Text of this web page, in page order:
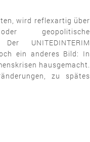
wird reflexartig über
geopolitische
UNITEDINTERIM
ein anderes Bild: In
hausgemacht.
zu spätes